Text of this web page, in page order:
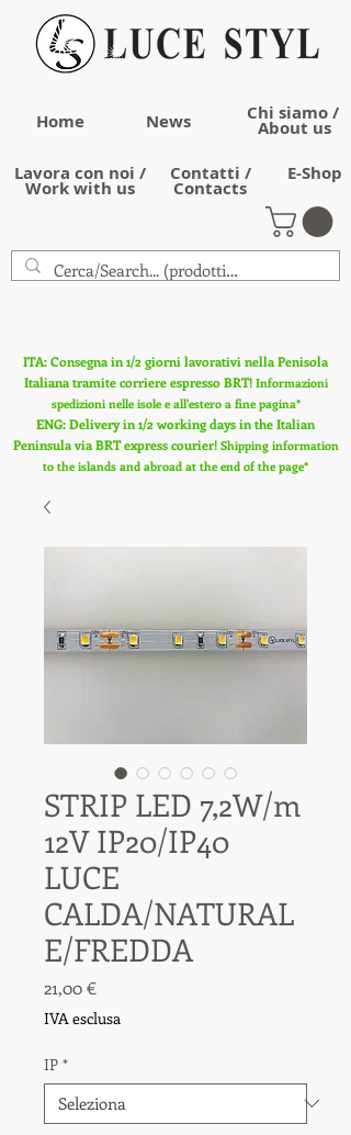
Home News Chi siamo /
About us
Lavora con noi /
Work with us
Contatti /
Contacts
E-Shop
ITA: Consegna in 1/2 giorni lavorativi nella Penisola
Italiana tramite corriere espresso BRT! Informazioni
spedizioni nelle isole e all'estero a fine pagina*
ENG: Delivery in 1/2 working days in the Italian
Peninsula via BRT express courier! Shipping information
to the islands and abroad at the end of the page*
STRIP LED 7,2W/m
12V IP20/IP40
LUCE
CALDA/NATURAL
E/FREDDA
21,00 €Prezzo
IVA esclusa
IP *